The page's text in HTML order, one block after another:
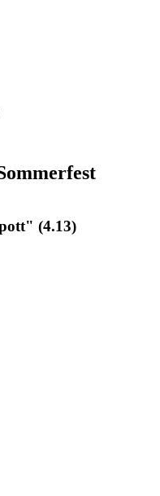
(4.13)